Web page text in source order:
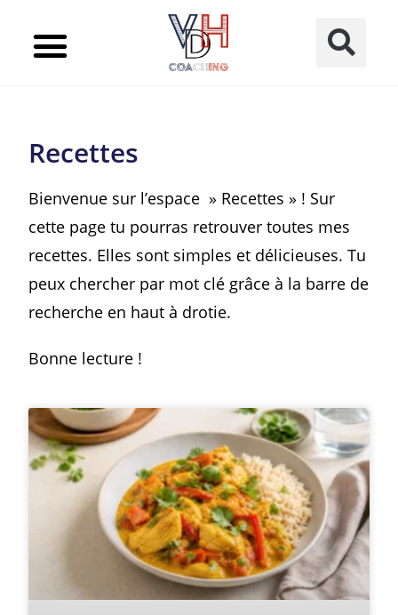
Recettes
Bienvenue sur l’espace » Recettes » ! Sur
cette page tu pourras retrouver toutes mes
recettes. Elles sont simples et délicieuses. Tu
peux chercher par mot clé grâce à la barre de
recherche en haut à drotie.
Bonne lecture !